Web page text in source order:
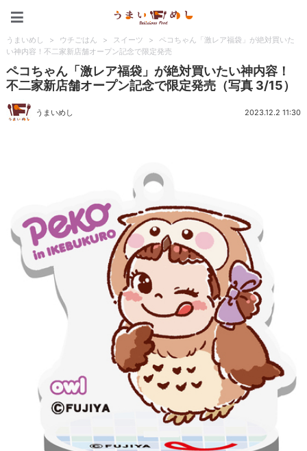
うまいめし > ウチごはん > スイーツ >
ペコちゃん「激レア福袋」が絶対買いた
い神内容！不二家新店舗オープン記念で限定発売
ペコちゃん「激レア福袋」が絶対買いたい神内容！
不二家新店舗オープン記念で限定発売（写真 3/15）
うまいめし 2023.12.2 11:30